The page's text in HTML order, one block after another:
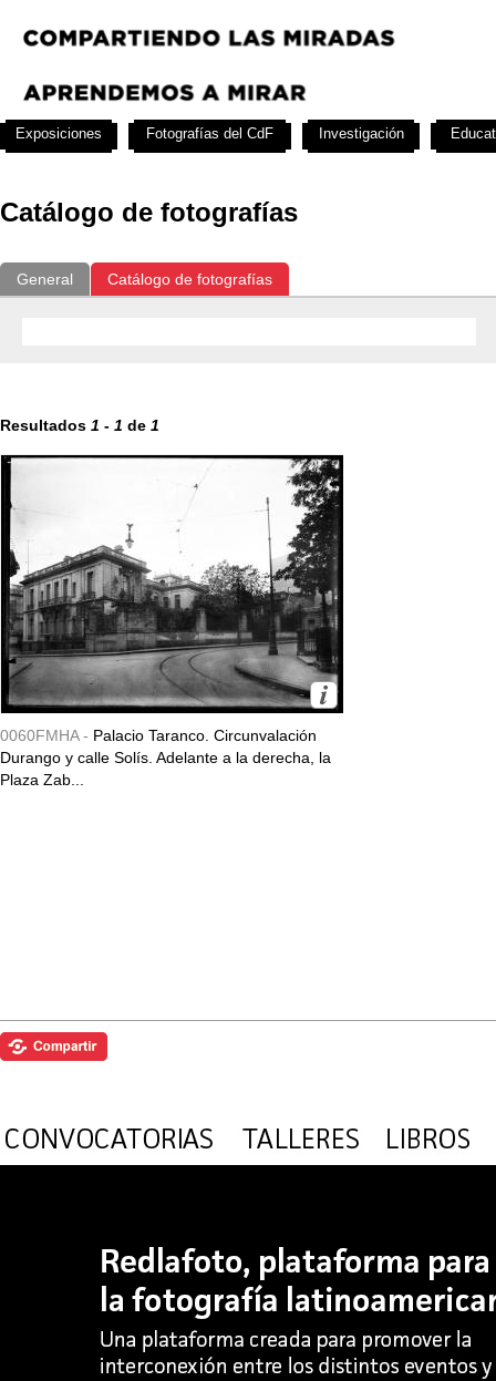
Catálogo de fotografías
General Catálogo de fotografías
Resultados 1 - 1 de 1
0060FMHA - Palacio Taranco. Circunvalación
Durango y calle Solís. Adelante a la derecha, la
Plaza Zab...
Exposiciones Fotografías del CdF Investigación